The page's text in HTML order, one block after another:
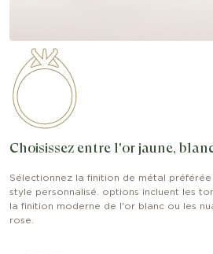
Choisissez entre l'or jaune,
Sélectionnez la finition de métal
style personnalisé. options incluent les
la finition moderne de l'or blanc ou les
rose.